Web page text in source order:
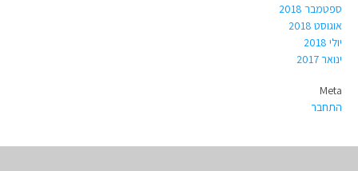
ספטמבר 2018
אוגוסט 2018
יולי 2018
ינואר 2017
Meta
התחבר